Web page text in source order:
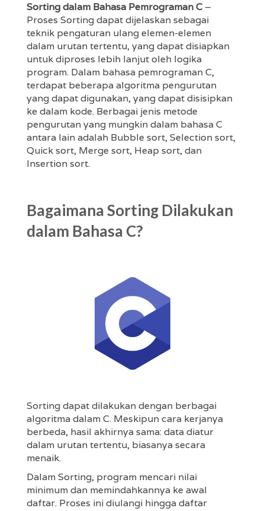
Sorting dalam Bahasa Pemrograman C –
Proses Sorting dapat dijelaskan sebagai
teknik pengaturan ulang elemen-elemen
dalam urutan tertentu, yang dapat disiapkan
untuk diproses lebih lanjut oleh logika
program. Dalam bahasa pemrograman C,
terdapat beberapa algoritma pengurutan
yang dapat digunakan, yang dapat disisipkan
ke dalam kode. Berbagai jenis metode
pengurutan yang mungkin dalam bahasa C
antara lain adalah Bubble sort, Selection sort,
Quick sort, Merge sort, Heap sort, dan
Insertion sort.
Bagaimana Sorting Dilakukan
dalam Bahasa C?
Sorting dapat dilakukan dengan berbagai
algoritma dalam C. Meskipun cara kerjanya
berbeda, hasil akhirnya sama: data diatur
dalam urutan tertentu, biasanya secara
menaik.
Dalam Sorting, program mencari nilai
minimum dan memindahkannya ke awal
daftar. Proses ini diulangi hingga daftar